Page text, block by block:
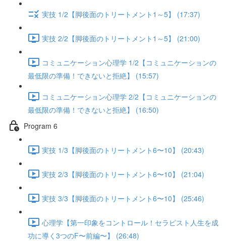
実技 1/2【脚後面のトリートメント1～5】 (17:37)
実技 2/2【脚後面のトリートメント1～5】 (21:00)
コミュニケーション心理学 1/2【コミュニケーションの
最低限の準備！できないと拒絶】 (15:57)
コミュニケーション心理学 2/2【コミュニケーションの
最低限の準備！できないと拒絶】 (16:50)
Program 6
実技 1/3【脚後面のトリートメント6〜10】 (20:43)
実技 2/3【脚後面のトリートメント6〜10】 (21:04)
実技 3/3【脚後面のトリートメント6〜10】 (25:46)
心理学【第一印象をコントロール！セラピスト人生を成
功に導く3つのF〜前編〜】 (26:48)